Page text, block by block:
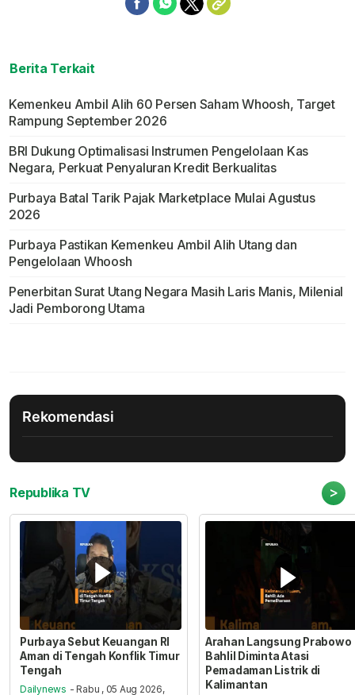
Berita Terkait
Kemenkeu Ambil Alih 60 Persen Saham Whoosh, Target
Rampung September 2026
BRI Dukung Optimalisasi Instrumen Pengelolaan Kas
Negara, Perkuat Penyaluran Kredit Berkualitas
Purbaya Batal Tarik Pajak Marketplace Mulai Agustus
2026
Purbaya Pastikan Kemenkeu Ambil Alih Utang dan
Pengelolaan Whoosh
Penerbitan Surat Utang Negara Masih Laris Manis, Milenial
Jadi Pemborong Utama
Rekomendasi
Republika TV >
Purbaya Sebut Keuangan RI
Aman di Tengah Konflik Timur
Tengah
Dailynews - Rabu , 05 Aug 2026,
Arahan Langsung Prabowo
Bahlil Diminta Atasi
Pemadaman Listrik di
Kalimantan